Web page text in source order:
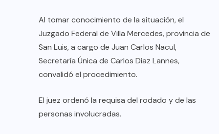
Al tomar conocimiento de la situación, el
Juzgado Federal de Villa Mercedes, provincia de
San Luis, a cargo de Juan Carlos Nacul,
Secretaría Única de Carlos Diaz Lannes,
convalidó el procedimiento.
El juez ordenó la requisa del rodado y de las
personas involucradas.